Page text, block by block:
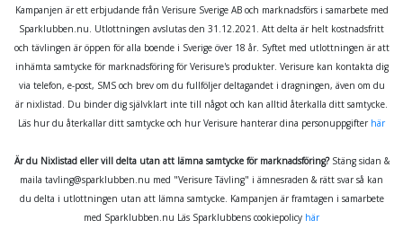
Kampanjen är ett erbjudande från Verisure Sverige AB och marknadsförs i samarbete med
Sparklubben.nu. Utlottningen avslutas den 31.12.2021. Att delta är helt kostnadsfritt
och tävlingen är öppen för alla boende i Sverige över 18 år. Syftet med utlottningen är att
inhämta samtycke för marknadsföring för Verisure's produkter. Verisure kan kontakta dig
via telefon, e-post, SMS och brev om du fullföljer deltagandet i dragningen, även om du
är nixlistad. Du binder dig självklart inte till något och kan alltid återkalla ditt samtycke.
Läs hur du återkallar ditt samtycke och hur Verisure hanterar dina personuppgifter här
Är du Nixlistad eller vill delta utan att lämna samtycke för marknadsföring? Stäng sidan &
maila tavling@sparklubben.nu med "Verisure Tävling" i ämnesraden & rätt svar så kan
du delta i utlottningen utan att lämna samtycke. Kampanjen är framtagen i samarbete
med Sparklubben.nu Läs Sparklubbens cookiepolicy här